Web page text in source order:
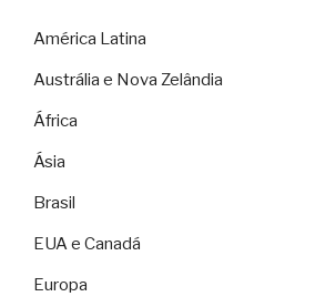
América Latina
Austrália e Nova Zelândia
África
Ásia
Brasil
EUA e Canadá
Europa